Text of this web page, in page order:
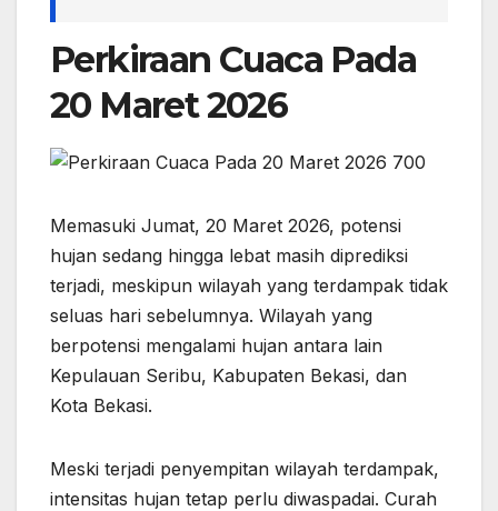
Perkiraan Cuaca Pada
20 Maret 2026
Memasuki Jumat, 20 Maret 2026, potensi
hujan sedang hingga lebat masih diprediksi
terjadi, meskipun wilayah yang terdampak tidak
seluas hari sebelumnya. Wilayah yang
berpotensi mengalami hujan antara lain
Kepulauan Seribu, Kabupaten Bekasi, dan
Kota Bekasi.
Meski terjadi penyempitan wilayah terdampak,
intensitas hujan tetap perlu diwaspadai. Curah